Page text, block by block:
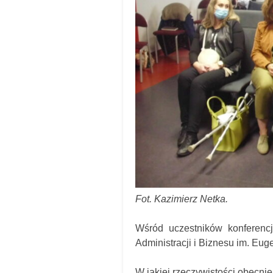
Fot. Kazimierz Netka.
Wśród uczestników
Administracji i Biznesu im.